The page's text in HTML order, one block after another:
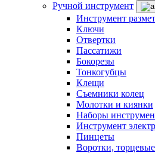
Ручной инструмент
Инструмент
Ключи
Отвертки
Пассатижи
Бокорезы
Тонкогубцы
Клещи
Съемники колец
Молотки и киянки
Наборы
Инструмент
Пинцеты
Воротки,